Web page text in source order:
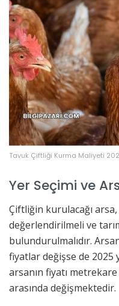
Tavuk Çiftliği Kurma Maliyeti
Yer Seçimi ve
Çiftliğin kurulacağı arsa,
değerlendirilmeli ve
bulundurulmalıdır.
fiyatlar değişse de 2025
arsanın fiyatı
arasında değişmektedir.